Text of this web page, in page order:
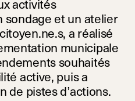
activités
sondage et un atelier
a réalisé
municipale
souhaités
active, puis a
de pistes d’actions.